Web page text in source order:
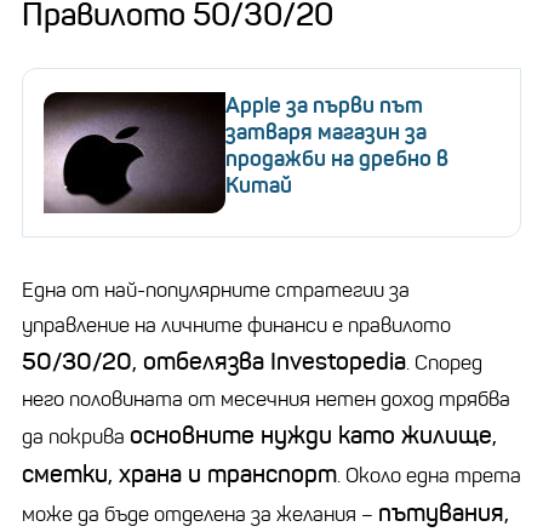
Правилото 50/30/20
Apple за първи път
затваря магазин за
продажби на дребно в
Китай
Една от най-популярните стратегии за
управление на личните финанси е правилото
50/30/20, отбелязва Investopedia. Според
него половината от месечния нетен доход трябва
да покрива основните нужди като жилище,
сметки, храна и транспорт. Около една трета
може да бъде отделена за желания – пътувания,